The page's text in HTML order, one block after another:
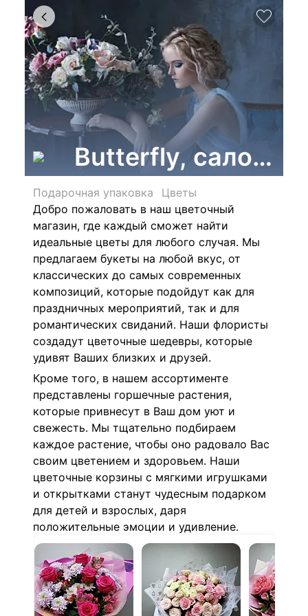
Butterfly, салон
Подарочная упаковка
Цветы
Добро пожаловать в наш цветочный
магазин, где каждый сможет найти
идеальные цветы для любого случая. Мы
предлагаем букеты на любой вкус, от
классических до самых современных
композиций, которые подойдут как для
праздничных мероприятий, так и для
романтических свиданий. Наши флористы
создадут цветочные шедевры, которые
удивят Ваших близких и друзей.
Кроме того, в нашем ассортименте
представлены горшечные растения,
которые привнесут в Ваш дом уют и
свежесть. Мы тщательно подбираем
каждое растение, чтобы оно радовало Вас
своим цветением и здоровьем. Наши
цветочные корзины с мягкими игрушками
и открытками станут чудесным подарком
для детей и взрослых, даря
положительные эмоции и удивление.